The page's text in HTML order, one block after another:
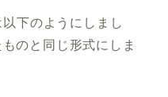
下のようにしまし
のと同じ形式にしま